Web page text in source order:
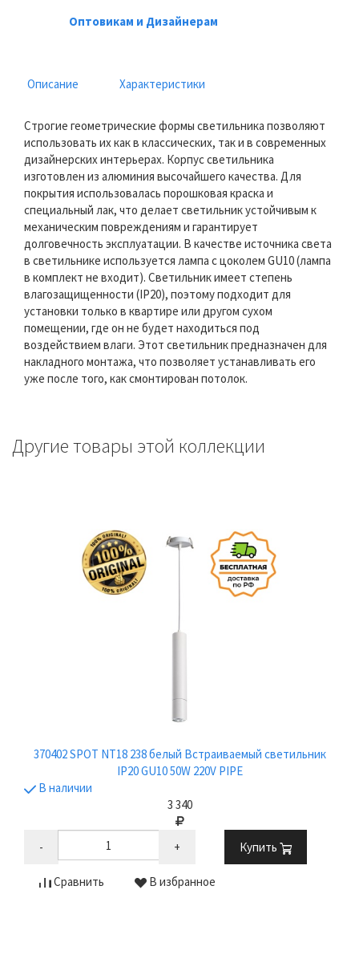
Оптовикам и Дизайнерам
Описание Характеристики
Строгие геометрические формы светильника позволяют
использовать их как в классических, так и в современных
дизайнерских интерьерах. Корпус светильника
изготовлен из алюминия высочайшего качества. Для
покрытия использовалась порошковая краска и
специальный лак, что делает светильник устойчивым к
механическим повреждениям и гарантирует
долговечность эксплуатации. В качестве источника света
в светильнике используется лампа с цоколем GU10 (лампа
в комплект не входит). Светильник имеет степень
влагозащищенности (IP20), поэтому подходит для
установки только в квартире или другом сухом
помещении, где он не будет находиться под
воздействием влаги. Этот светильник предназначен для
накладного монтажа, что позволяет устанавливать его
уже после того, как смонтирован потолок.
Другие товары этой коллекции
370402 SPOT NT18 238 белый Встраиваемый светильник
IP20 GU10 50W 220V PIPE
В наличии
3 340
- + Купить
Сравнить В избранное